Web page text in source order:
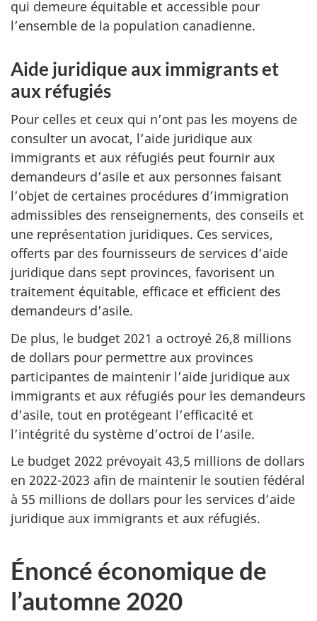
qui demeure équitable et accessible pour
l’ensemble de la population canadienne.
Aide juridique aux immigrants et
aux réfugiés
Pour celles et ceux qui n’ont pas les moyens de
consulter un avocat, l’aide juridique aux
immigrants et aux réfugiés peut fournir aux
demandeurs d’asile et aux personnes faisant
l’objet de certaines procédures d’immigration
admissibles des renseignements, des conseils et
une représentation juridiques. Ces services,
offerts par des fournisseurs de services d’aide
juridique dans sept provinces, favorisent un
traitement équitable, efficace et efficient des
demandeurs d’asile.
De plus, le budget 2021 a octroyé 26,8 millions
de dollars pour permettre aux provinces
participantes de maintenir l’aide juridique aux
immigrants et aux réfugiés pour les demandeurs
d’asile, tout en protégeant l’efficacité et
l’intégrité du système d’octroi de l’asile.
Le budget 2022 prévoyait 43,5 millions de dollars
en 2022-2023 afin de maintenir le soutien fédéral
à 55 millions de dollars pour les services d’aide
juridique aux immigrants et aux réfugiés.
Énoncé économique de
l’automne 2020